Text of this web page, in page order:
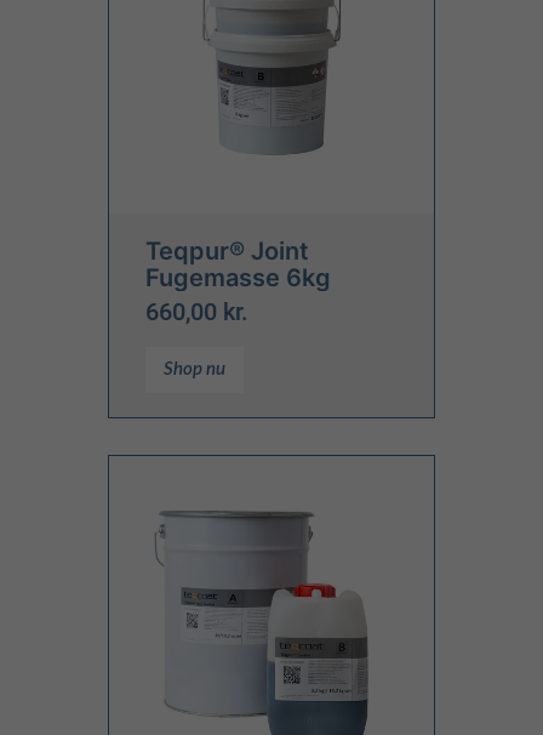
Teqpur® Joint
Fugemasse 6kg
660,00 kr.
Shop nu